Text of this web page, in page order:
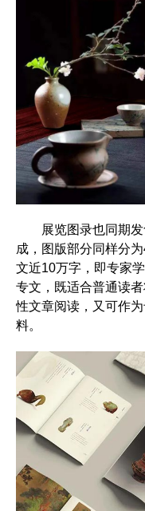
展览图录也同期发
成，图版部分同样分
文近10万字，即专家
专文，既适合普通读
性文章阅读，又可作
料。